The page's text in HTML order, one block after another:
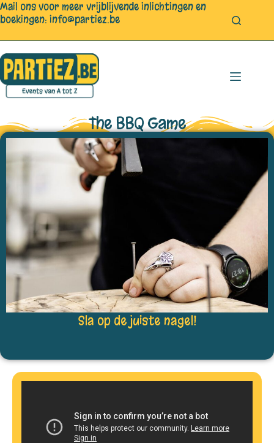
Mail ons voor meer vrijblijvende inlichtingen en
boekingen: info@partiez.be
The BBQ Game
Sla op de juiste nagel!